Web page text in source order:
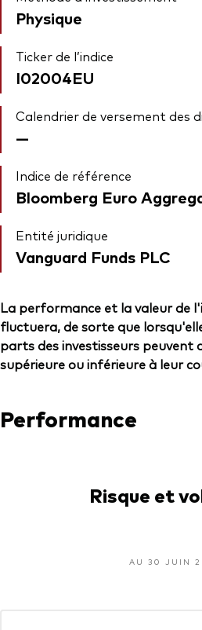
Physique
Ticker de l’indice
I02004EU
Calendrier de versement des
—
Indice de référence
Bloomberg Euro
Entité juridique
Vanguard Funds PLC
La performance et la valeur de
fluctuera, de sorte que
parts des investisseurs peuvent
supérieure ou inférieure à leur
Performance
Risque et
AU 30 JUIN